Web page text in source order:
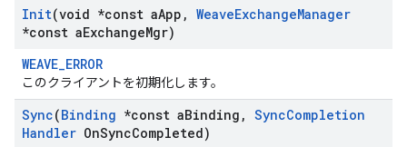
Init(void *const aApp , WeaveExchangeManager
*const aExchangeMgr)
WEAVE_ERROR
このクライアントを初期化します。
Sync(Binding *const aBinding , SyncCompletion
Handler OnSyncCompleted)